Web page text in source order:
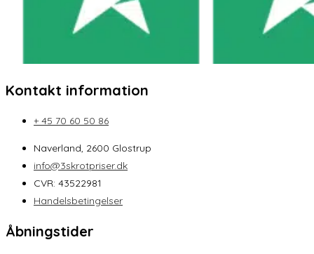
Kontakt information
+ 45 70 60 50 86
Naverland, 2600 Glostrup
info@3skrotpriser.dk
CVR: 43522981
Handelsbetingelser
Åbningstider